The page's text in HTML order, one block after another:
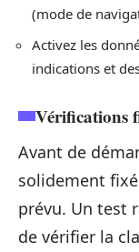
(mode de
Activez les
indications et
Vérifications
Avant de
solidement
prévu. Un test
de vérifier la